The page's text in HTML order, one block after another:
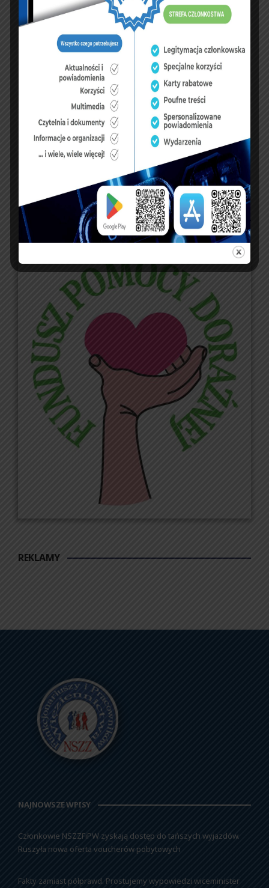
4 7 8 9
11 12
18 19 21 22
25 26 28 29
FUNDUSZE
REKLAMY
NAJNOWSZE WPISY
Członkowie NSZZFiPW zyskają dostęp do tańszych wyjazdów.
Ruszyła nowa oferta voucherów pobytowych
Fakty zamiast półprawd. Prostujemy wypowiedzi wiceminister